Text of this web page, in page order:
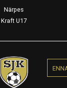
Närpes
Kraft U17